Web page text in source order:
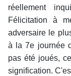
réellement
Félicitation à
adversaire le
à la 7e journée
pas été joués,
signification.